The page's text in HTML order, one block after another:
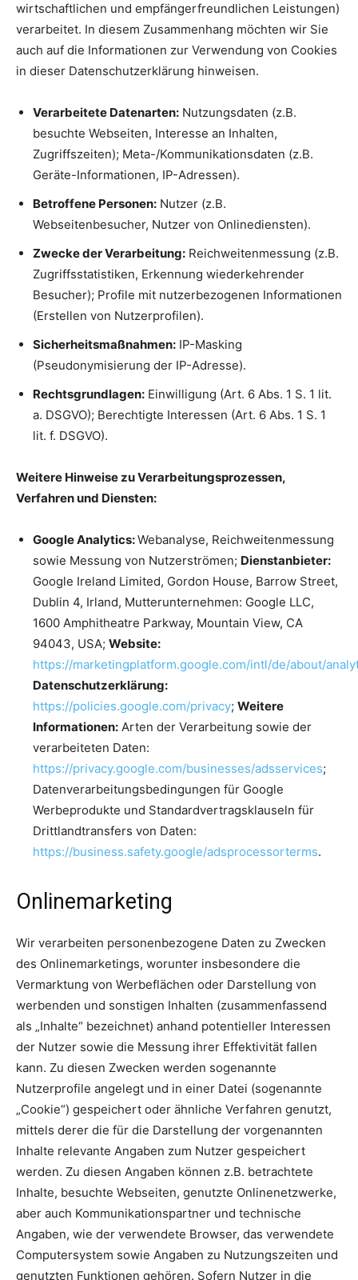
wirtschaftlichen und empfängerfreundlichen Leistungen)
verarbeitet. In diesem Zusammenhang möchten wir Sie
auch auf die Informationen zur Verwendung von Cookies
in dieser Datenschutzerklärung hinweisen.
Verarbeitete Datenarten: Nutzungsdaten (z.B.
besuchte Webseiten, Interesse an Inhalten,
Zugriffszeiten); Meta-/Kommunikationsdaten (z.B.
Geräte-Informationen, IP-Adressen).
Betroffene Personen: Nutzer (z.B.
Webseitenbesucher, Nutzer von Onlinediensten).
Zwecke der Verarbeitung: Reichweitenmessung (z.B.
Zugriffsstatistiken, Erkennung wiederkehrender
Besucher); Profile mit nutzerbezogenen Informationen
(Erstellen von Nutzerprofilen).
Sicherheitsmaßnahmen: IP-Masking
(Pseudonymisierung der IP-Adresse).
Rechtsgrundlagen: Einwilligung (Art. 6 Abs. 1 S. 1 lit.
a. DSGVO); Berechtigte Interessen (Art. 6 Abs. 1 S. 1
lit. f. DSGVO).
Weitere Hinweise zu Verarbeitungsprozessen,
Verfahren und Diensten:
Google Analytics:Webanalyse, Reichweitenmessung
sowie Messung von Nutzerströmen; Dienstanbieter:
Google Ireland Limited, Gordon House, Barrow Street,
Dublin 4, Irland, Mutterunternehmen: Google LLC,
1600 Amphitheatre Parkway, Mountain View, CA
94043, USA; Website:
https://marketingplatform.google.com/intl/de/about/
Datenschutzerklärung:
https://policies.google.com/privacy; Weitere
Informationen: Arten der Verarbeitung sowie der
verarbeiteten Daten:
https://privacy.google.com/businesses/adsservices;
Datenverarbeitungsbedingungen für Google
Werbeprodukte und Standardvertragsklauseln für
Drittlandtransfers von Daten:
https://business.safety.google/adsprocessorterms.
Onlinemarketing
Wir verarbeiten personenbezogene Daten zu Zwecken
des Onlinemarketings, worunter insbesondere die
Vermarktung von Werbeflächen oder Darstellung von
werbenden und sonstigen Inhalten (zusammenfassend
als „Inhalte“ bezeichnet) anhand potentieller Interessen
der Nutzer sowie die Messung ihrer Effektivität fallen
kann. Zu diesen Zwecken werden sogenannte
Nutzerprofile angelegt und in einer Datei (sogenannte
„Cookie“) gespeichert oder ähnliche Verfahren genutzt,
mittels derer die für die Darstellung der vorgenannten
Inhalte relevante Angaben zum Nutzer gespeichert
werden. Zu diesen Angaben können z.B. betrachtete
Inhalte, besuchte Webseiten, genutzte Onlinenetzwerke,
aber auch Kommunikationspartner und technische
Angaben, wie der verwendete Browser, das verwendete
Computersystem sowie Angaben zu Nutzungszeiten und
genutzten Funktionen gehören. Sofern Nutzer in die